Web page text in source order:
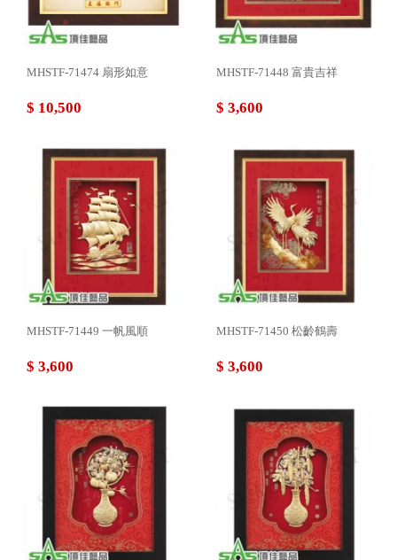
MHSTF-71474 扇形如意
$ 10,500
MHSTF-71448 富貴吉祥
$ 3,600
MHSTF-71449 一帆風順
$ 3,600
MHSTF-71450 松齡鶴壽
$ 3,600